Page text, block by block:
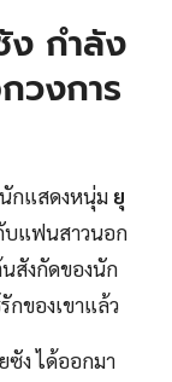
กำลัง
วงการ
นักแสดงหนุ่ม ยุ
บแฟนสาวนอก
นสังกัดของนัก
ของเขาแล้ว
ซัง ได้ออกมา